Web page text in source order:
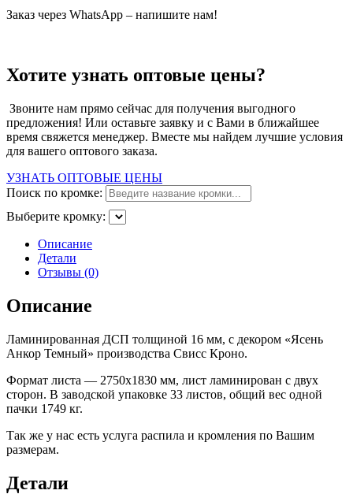
Заказ через WhatsApp – напишите нам!
Хотите узнать оптовые цены?
Звоните нам прямо сейчас для получения выгодного
предложения! Или оставьте заявку и с Вами в ближайшее
время свяжется менеджер. Вместе мы найдем лучшие условия
для вашего оптового заказа.
УЗНАТЬ ОПТОВЫЕ ЦЕНЫ
Поиск по кромке:
Выберите кромку:
Описание
Детали
Отзывы (0)
Описание
Ламинированная ДСП толщиной 16 мм, с декором «Ясень
Анкор Темный» производства Свисс Кроно.
Формат листа — 2750х1830 мм, лист ламинирован с двух
сторон. В заводской упаковке 33 листов, общий вес одной
пачки 1749 кг.
Так же у нас есть услуга распила и кромления по Вашим
размерам.
Детали